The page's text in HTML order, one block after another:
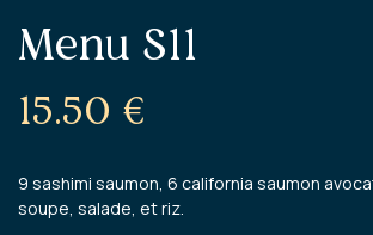
Menu S11
15.50 €
9 sashimi saumon, 6 california saumon
soupe, salade, et riz.